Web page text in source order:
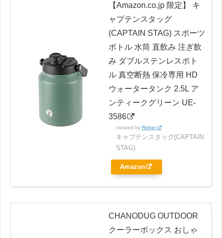
【Amazon.co.jp 限定】 キ
ャプテンスタッグ
(CAPTAIN STAG) スポーツ
ボトル 水筒 直飲み 注ぎ飲
み ダブルステンレスボト
ル 真空断熱 保冷専用 HD
ウォータータンク 2.5L ア
ンティークグリーン UE-
3586
created by Rinker
キャプテンスタッグ(CAPTAIN
STAG)
Amazon
CHANODUG OUTDOOR
クーラーボックス おしゃ